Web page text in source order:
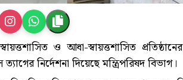
ও আধা-স্বায়ত্তশাসিত
নির্দেশনা দিয়েছে মন্ত্রিপরিষদ বিভাগ।